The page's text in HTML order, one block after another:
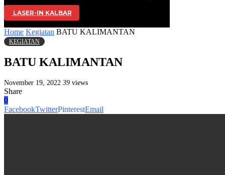
LASER-IN KALBAR
Home Kegiatan BATU KALIMANTAN
KEGIATAN
BATU KALIMANTAN
November 19, 2022 39 views
Share
0
FacebookTwitterPinterestEmail